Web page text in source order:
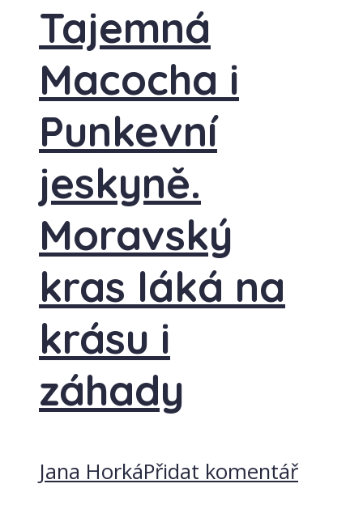
Tajemná
Macocha i
Punkevní
jeskyně.
Moravský
kras láká na
krásu i
záhady
Jana HorkáPřidat komentář